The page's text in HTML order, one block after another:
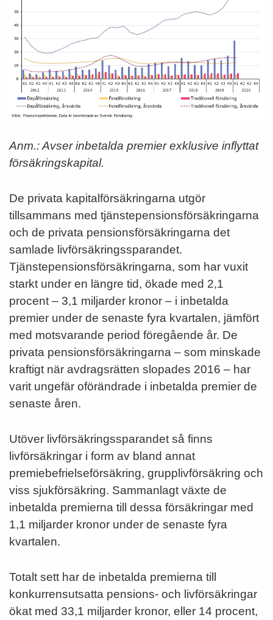
Anm.: Avser inbetalda premier exklusive inflyttat
försäkringskapital.
De privata kapitalförsäkringarna utgör
tillsammans med tjänstepensionsförsäkringarna
och de privata pensionsförsäkringarna det
samlade livförsäkringssparandet.
Tjänstepensionsförsäkringarna, som har vuxit
starkt under en längre tid, ökade med 2,1
procent – 3,1 miljarder kronor – i inbetalda
premier under de senaste fyra kvartalen, jämfört
med motsvarande period föregående år. De
privata pensionsförsäkringarna – som minskade
kraftigt när avdragsrätten slopades 2016 – har
varit ungefär oförändrade i inbetalda premier de
senaste åren.
Utöver livförsäkringssparandet så finns
livförsäkringar i form av bland annat
premiebefrielseförsäkring, grupplivförsäkring och
viss sjukförsäkring. Sammanlagt växte de
inbetalda premierna till dessa försäkringar med
1,1 miljarder kronor under de senaste fyra
kvartalen.
Totalt sett har de inbetalda premierna till
konkurrensutsatta pensions- och livförsäkringar
ökat med 33,1 miljarder kronor, eller 14 procent,